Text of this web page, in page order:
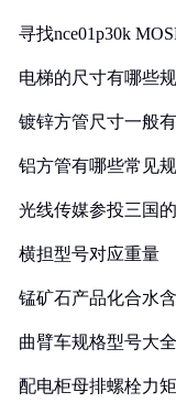
寻找nce01p30k
电梯的尺寸有哪些
镀锌方管尺寸一般
铝方管有哪些常见
光线传媒参投三国
横担型号对应重量
锰矿石产品化合水
曲臂车规格型号大全
配电柜母排螺栓力